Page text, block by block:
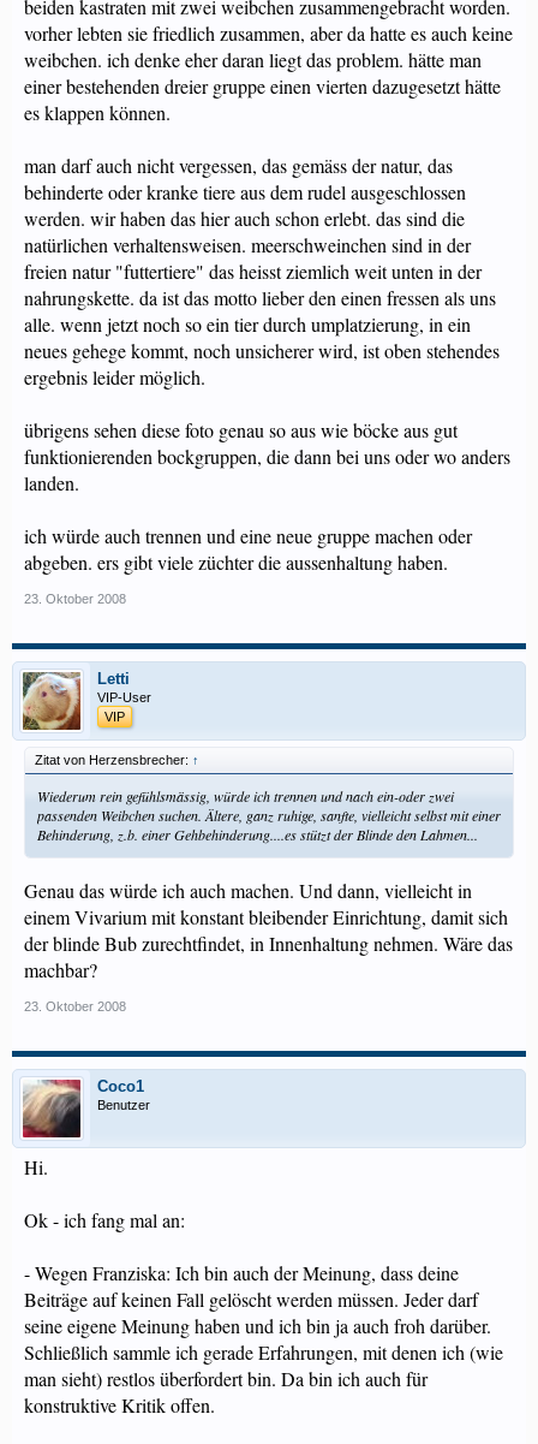
beiden kastraten mit zwei weibchen zusammengebracht worden.
vorher lebten sie friedlich zusammen, aber da hatte es auch keine
weibchen. ich denke eher daran liegt das problem. hätte man
einer bestehenden dreier gruppe einen vierten dazugesetzt hätte
es klappen können.
man darf auch nicht vergessen, das gemäss der natur, das
behinderte oder kranke tiere aus dem rudel ausgeschlossen
werden. wir haben das hier auch schon erlebt. das sind die
natürlichen verhaltensweisen. meerschweinchen sind in der
freien natur "futtertiere" das heisst ziemlich weit unten in der
nahrungskette. da ist das motto lieber den einen fressen als uns
alle. wenn jetzt noch so ein tier durch umplatzierung, in ein
neues gehege kommt, noch unsicherer wird, ist oben stehendes
ergebnis leider möglich.
übrigens sehen diese foto genau so aus wie böcke aus gut
funktionierenden bockgruppen, die dann bei uns oder wo anders
landen.
ich würde auch trennen und eine neue gruppe machen oder
abgeben. ers gibt viele züchter die aussenhaltung haben.
23. Oktober 2008
Letti
VIP-User
VIP
Zitat von Herzensbrecher: ↑
Wiederum rein gefühlsmässig, würde ich trennen und nach ein-oder zwei
passenden Weibchen suchen. Ältere, ganz ruhige, sanfte, vielleicht selbst mit einer
Behinderung, z.b. einer Gehbehinderung....es stützt der Blinde den Lahmen...
Genau das würde ich auch machen. Und dann, vielleicht in
einem Vivarium mit konstant bleibender Einrichtung, damit sich
der blinde Bub zurechtfindet, in Innenhaltung nehmen. Wäre das
machbar?
23. Oktober 2008
Coco1
Benutzer
Hi.
Ok - ich fang mal an:
- Wegen Franziska: Ich bin auch der Meinung, dass deine
Beiträge auf keinen Fall gelöscht werden müssen. Jeder darf
seine eigene Meinung haben und ich bin ja auch froh darüber.
Schließlich sammle ich gerade Erfahrungen, mit denen ich (wie
man sieht) restlos überfordert bin. Da bin ich auch für
konstruktive Kritik offen.